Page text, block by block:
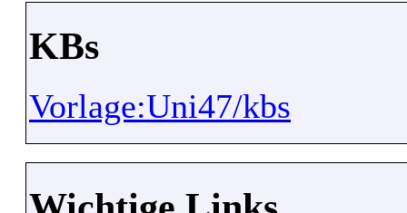
KBs
Vorlage:Uni47/kbs